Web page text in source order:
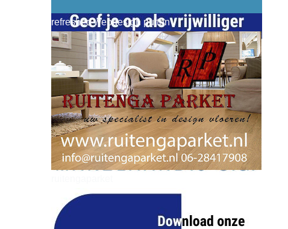
word vrijwilliger (1)
zielman
refreshed webdesign putten